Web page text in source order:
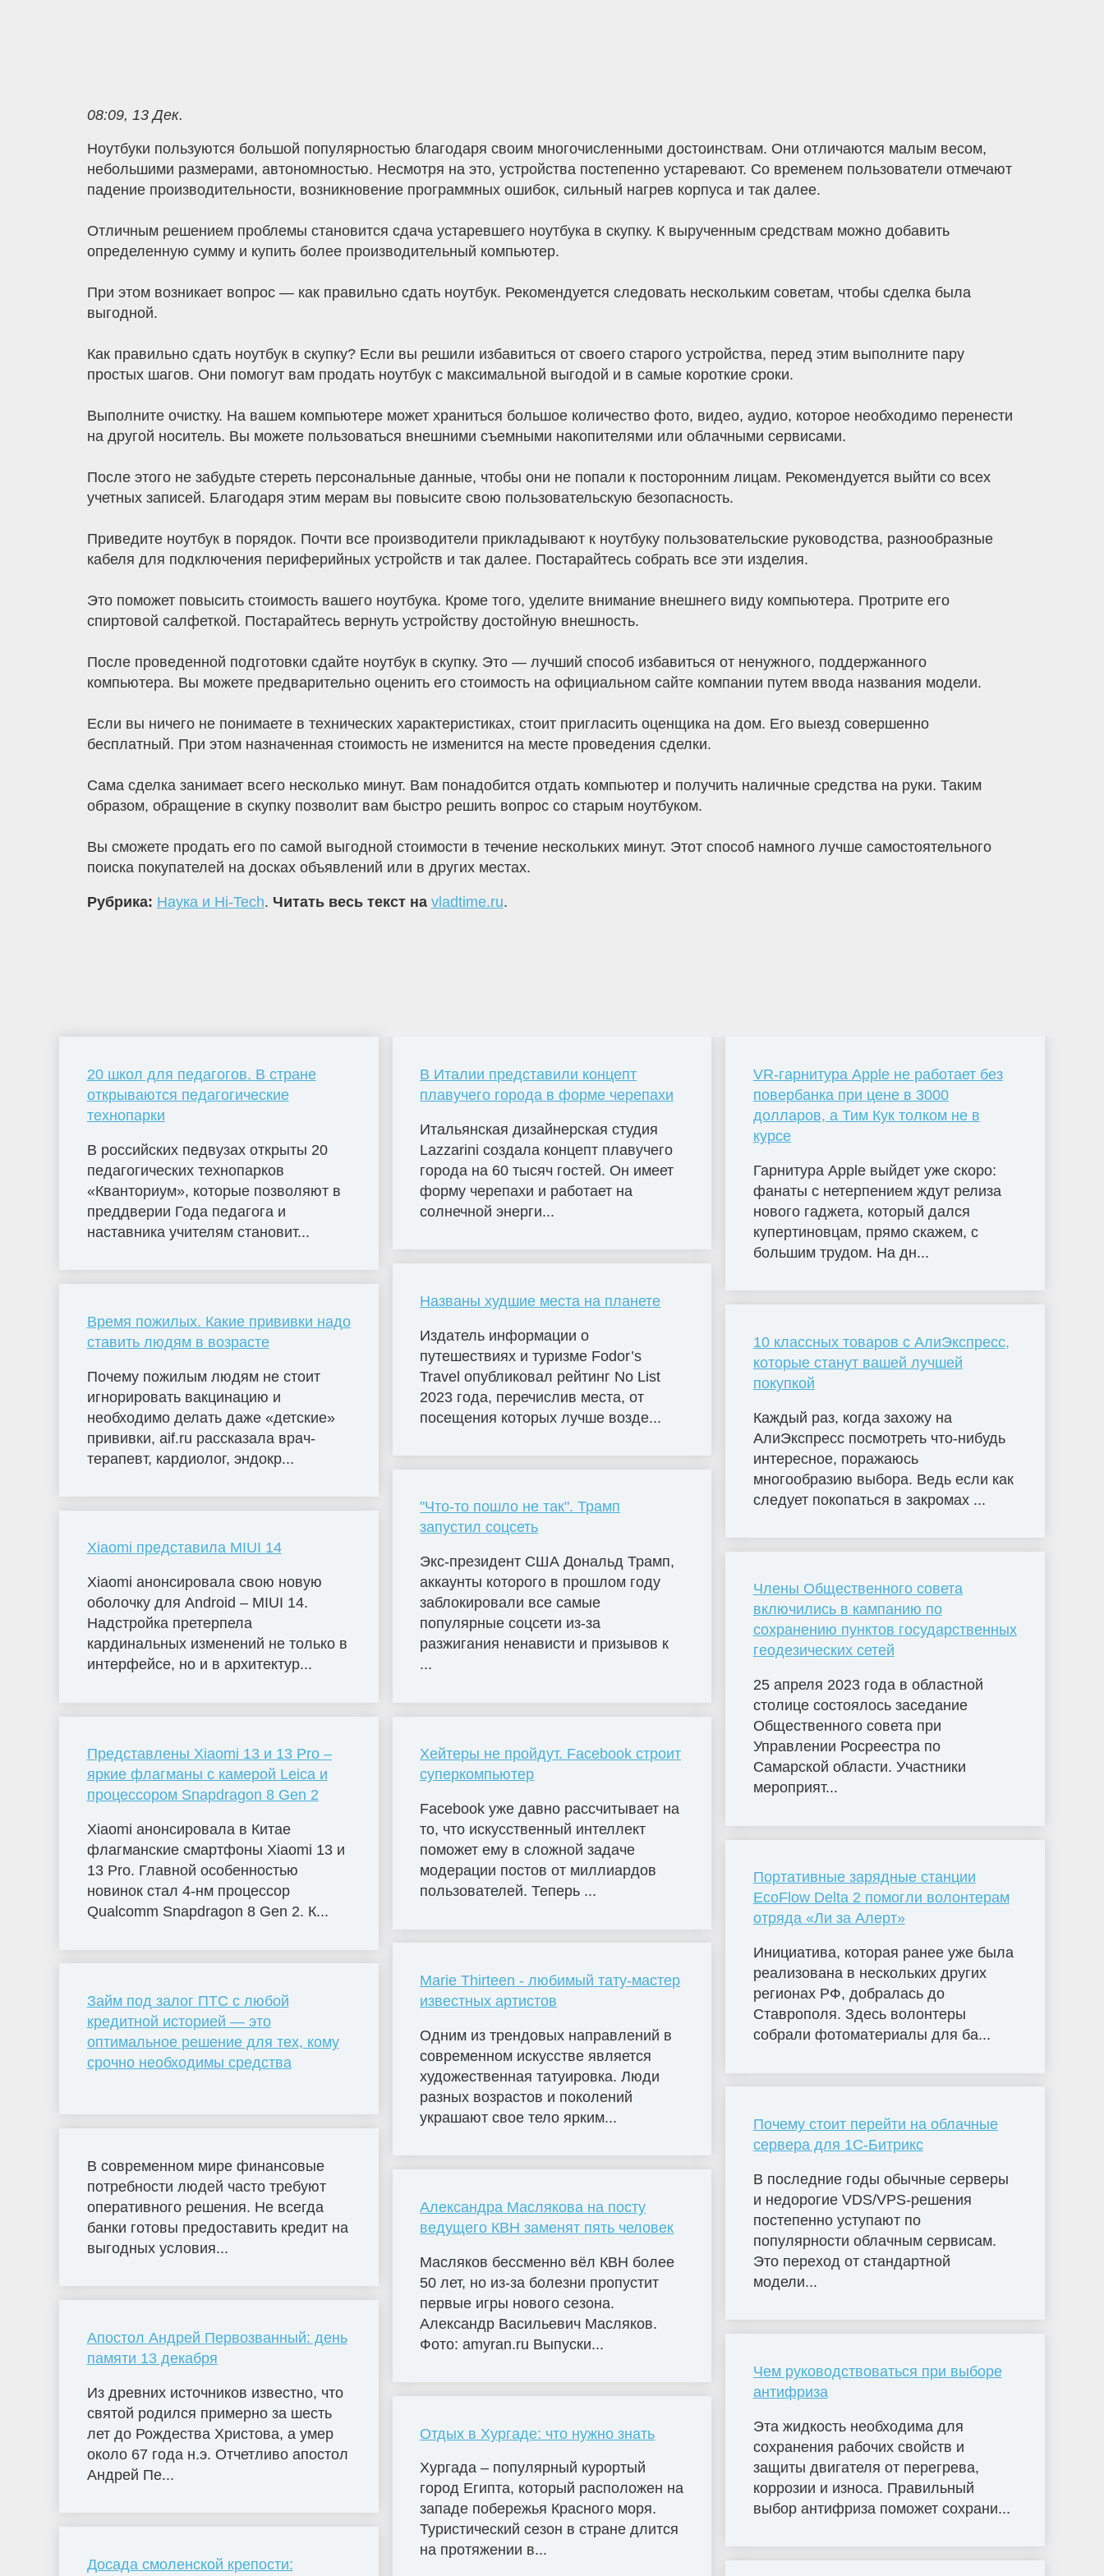
08:09, 13 Дек.
Ноутбуки пользуются большой популярностью благодаря своим многочисленными достоинствам. Они отличаются малым весом,
небольшими размерами, автономностью. Несмотря на это, устройства постепенно устаревают. Со временем пользователи отмечают
падение производительности, возникновение программных ошибок, сильный нагрев корпуса и так далее.
Отличным решением проблемы становится сдача устаревшего ноутбука в скупку. К вырученным средствам можно добавить
определенную сумму и купить более производительный компьютер.
При этом возникает вопрос — как правильно сдать ноутбук. Рекомендуется следовать нескольким советам, чтобы сделка была
выгодной.
Как правильно сдать ноутбук в скупку? Если вы решили избавиться от своего старого устройства, перед этим выполните пару
простых шагов. Они помогут вам продать ноутбук с максимальной выгодой и в самые короткие сроки.
Выполните очистку. На вашем компьютере может храниться большое количество фото, видео, аудио, которое необходимо перенести
на другой носитель. Вы можете пользоваться внешними съемными накопителями или облачными сервисами.
После этого не забудьте стереть персональные данные, чтобы они не попали к посторонним лицам. Рекомендуется выйти со всех
учетных записей. Благодаря этим мерам вы повысите свою пользовательскую безопасность.
Приведите ноутбук в порядок. Почти все производители прикладывают к ноутбуку пользовательские руководства, разнообразные
кабеля для подключения периферийных устройств и так далее. Постарайтесь собрать все эти изделия.
Это поможет повысить стоимость вашего ноутбука. Кроме того, уделите внимание внешнего виду компьютера. Протрите его
спиртовой салфеткой. Постарайтесь вернуть устройству достойную внешность.
После проведенной подготовки сдайте ноутбук в скупку. Это — лучший способ избавиться от ненужного, поддержанного
компьютера. Вы можете предварительно оценить его стоимость на официальном сайте компании путем ввода названия модели.
Если вы ничего не понимаете в технических характеристиках, стоит пригласить оценщика на дом. Его выезд совершенно
бесплатный. При этом назначенная стоимость не изменится на месте проведения сделки.
Сама сделка занимает всего несколько минут. Вам понадобится отдать компьютер и получить наличные средства на руки. Таким
образом, обращение в скупку позволит вам быстро решить вопрос со старым ноутбуком.
Вы сможете продать его по самой выгодной стоимости в течение нескольких минут. Этот способ намного лучше самостоятельного
поиска покупателей на досках объявлений или в других местах.
Рубрика: Наука и Hi-Tech. Читать весь текст на vladtime.ru.
20 школ для педагогов. В стране
открываются педагогические
технопарки
В российских педвузах открыты 20
педагогических технопарков
«Кванториум», которые позволяют в
преддверии Года педагога и
наставника учителям становит...
Время пожилых. Какие прививки надо
ставить людям в возрасте
Почему пожилым людям не стоит
игнорировать вакцинацию и
необходимо делать даже «детские»
прививки, aif.ru рассказала врач-
терапевт, кардиолог, эндокр...
Xiaomi представила MIUI 14
Xiaomi анонсировала свою новую
оболочку для Android – MIUI 14.
Надстройка претерпела
кардинальных изменений не только в
интерфейсе, но и в архитектур...
Представлены Xiaomi 13 и 13 Pro –
яркие флагманы с камерой Leica и
процессором Snapdragon 8 Gen 2
Xiaomi анонсировала в Китае
флагманские смартфоны Xiaomi 13 и
13 Pro. Главной особенностью
новинок стал 4-нм процессор
Qualcomm Snapdragon 8 Gen 2. К...
Займ под залог ПТС с любой
кредитной историей — это
оптимальное решение для тех, кому
срочно необходимы средства
В современном мире финансовые
потребности людей часто требуют
оперативного решения. Не всегда
банки готовы предоставить кредит на
выгодных условия...
Апостол Андрей Первозванный: день
памяти 13 декабря
Из древних источников известно, что
святой родился примерно за шесть
лет до Рождества Христова, а умер
около 67 года н.э. Отчетливо апостол
Андрей Пе...
Досада смоленской крепости:
В Италии представили концепт
плавучего города в форме черепахи
Итальянская дизайнерская студия
Lazzarini создала концепт плавучего
города на 60 тысяч гостей. Он имеет
форму черепахи и работает на
солнечной энерги...
Названы худшие места на планете
Издатель информации о
путешествиях и туризме Fodor’s
Travel опубликовал рейтинг No List
2023 года, перечислив места, от
посещения которых лучше возде...
"Что-то пошло не так". Трамп
запустил соцсеть
Экс-президент США Дональд Трамп,
аккаунты которого в прошлом году
заблокировали все самые
популярные соцсети из-за
разжигания ненависти и призывов к
...
Хейтеры не пройдут. Facebook строит
суперкомпьютер
Facebook уже давно рассчитывает на
то, что искусственный интеллект
поможет ему в сложной задаче
модерации постов от миллиардов
пользователей. Теперь ...
Marie Thirteen - любимый тату-мастер
известных артистов
Одним из трендовых направлений в
современном искусстве является
художественная татуировка. Люди
разных возрастов и поколений
украшают свое тело ярким...
Александра Маслякова на посту
ведущего КВН заменят пять человек
Масляков бессменно вёл КВН более
50 лет, но из-за болезни пропустит
первые игры нового сезона.
Александр Васильевич Масляков.
Фото: amyran.ru Выпуски...
Отдых в Хургаде: что нужно знать
Хургада – популярный курортый
город Египта, который расположен на
западе побережья Красного моря.
Туристический сезон в стране длится
на протяжении в...
VR-гарнитура Apple не работает без
повербанка при цене в 3000
долларов, а Тим Кук толком не в
курсе
Гарнитура Apple выйдет уже скоро:
фанаты с нетерпением ждут релиза
нового гаджета, который дался
купертиновцам, прямо скажем, с
большим трудом. На дн...
10 классных товаров с АлиЭкспресс,
которые станут вашей лучшей
покупкой
Каждый раз, когда захожу на
АлиЭкспресс посмотреть что-нибудь
интересное, поражаюсь
многообразию выбора. Ведь если как
следует покопаться в закромах ...
Члены Общественного совета
включились в кампанию по
сохранению пунктов государственных
геодезических сетей
25 апреля 2023 года в областной
столице состоялось заседание
Общественного совета при
Управлении Росреестра по
Самарской области. Участники
мероприят...
Портативные зарядные станции
EcoFlow Delta 2 помогли волонтерам
отряда «Ли за Алерт»
Инициатива, которая ранее уже была
реализована в нескольких других
регионах РФ, добралась до
Ставрополя. Здесь волонтеры
собрали фотоматериалы для ба...
Почему стоит перейти на облачные
сервера для 1С-Битрикс
В последние годы обычные серверы
и недорогие VDS/VPS-решения
постепенно уступают по
популярности облачным сервисам.
Это переход от стандартной
модели...
Чем руководствоваться при выборе
антифриза
Эта жидкость необходима для
сохранения рабочих свойств и
защиты двигателя от перегрева,
коррозии и износа. Правильный
выбор антифриза поможет сохрани...